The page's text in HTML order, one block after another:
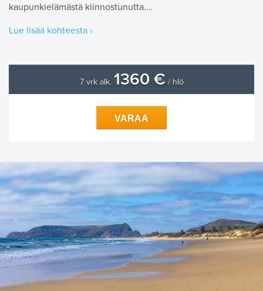
kaupunkielämästä kiinnostunutta.…
Lue lisää kohteesta ›
7 vrk alk. 1360 € / hlö
VARAA